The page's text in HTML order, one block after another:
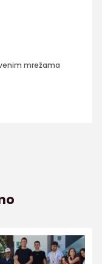
mrežama